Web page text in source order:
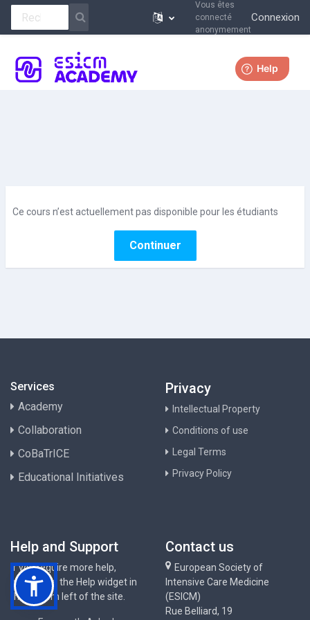
Vous êtes
connecté
anonymement
Connexion
Plus
Ce cours n’est actuellement pas disponible pour les étudiants
Continuer
Services
Academy
Collaboration
CoBaTrICE
Educational Initiatives
Privacy
Intellectual Property
Conditions of use
Legal Terms
Privacy Policy
Help and Support
If you require more help,
please use the Help widget in
the bottom left of the site.
Contact us
European Society of
Intensive Care Medicine
(ESICM)
Rue Belliard, 19